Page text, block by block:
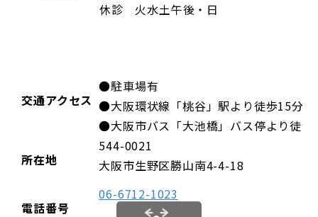
休診 火水土午後・日
交通アクセス
●駐車場有
●大阪環状線「桃谷」駅より徒歩15分
●大阪市バス「大池橋」バス停より徒歩
所在地
544-0021
大阪市生野区勝山南4-4-18
電話番号
06-6712-1023